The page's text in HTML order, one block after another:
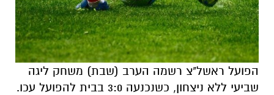
הפועל ראשל"צ רשמה הערב (שבת) משחק ליגה
שביעי ללא ניצחון, כשנכנעה 3:0 בבית להפועל עכו.